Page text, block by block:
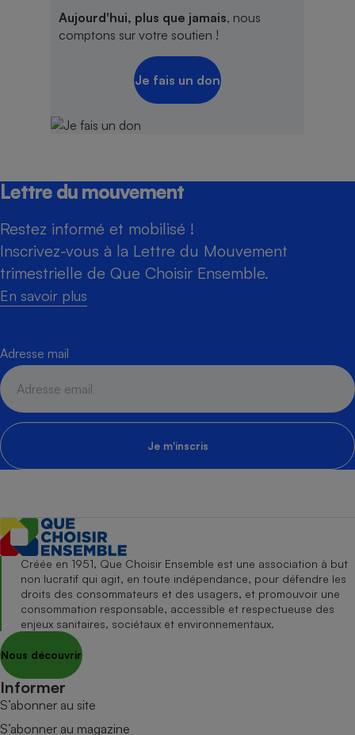
Aujourd'hui, plus que jamais, nous
comptons sur votre soutien !
Je fais un don
Lettre du mouvement
Restez informé et mobilisé !
Inscrivez-vous à la Lettre du Mouvement
trimestrielle de Que Choisir Ensemble.
En savoir plus
Adresse mail
Je m'inscris
Créée en 1951, Que Choisir Ensemble est une association à but
non lucratif qui agit, en toute indépendance, pour défendre les
droits des consommateurs et des usagers, et promouvoir une
consommation responsable, accessible et respectueuse des
enjeux sanitaires, sociétaux et environnementaux.
Nous découvrir
Informer
S’abonner au site
S’abonner au magazine